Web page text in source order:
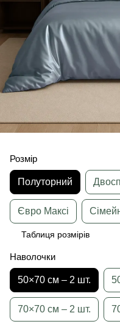
Розмір
Полуторний
Євро Максі
Таблиця розмірів
Наволочки
50×70 см – 2 шт.
70×70 см – 2 шт.